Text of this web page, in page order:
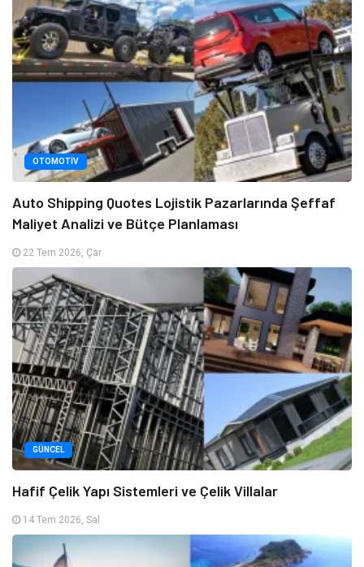
OTOMOTIV
Auto Shipping Quotes Lojistik Pazarlarında Şeffaf
Maliyet Analizi ve Bütçe Planlaması
22 Tem 2026, Çar
GÜNCEL
Hafif Çelik Yapı Sistemleri ve Çelik Villalar
14 Tem 2026, Sal